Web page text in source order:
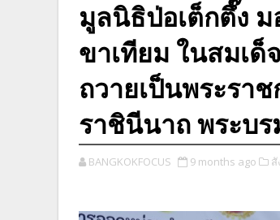
มูลนิธิป่อเต็กตึ๊ง
ขาเทียม ในสมเ
ถวายเป็นพระรา
ราชินีนาถ พระบ
BANGKOKFOCUS 9 months ago